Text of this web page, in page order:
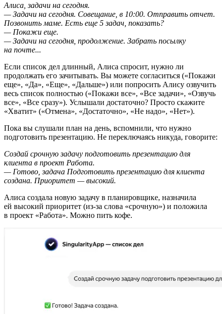
Алиса, задачи на сегодня.
— Задачи на сегодня. Совещание, в 10:00. Отправить отчет.
Позвонить маме. Есть еще 5 задач, показать?
— Покажи еще.
— Задачи на сегодня, продолжение. Забрать посылку
на почте...
Если список дел длинный, Алиса спросит, нужно ли
продолжать его зачитывать. Вы можете согласиться («Покажи
еще», «Да», «Еще», «Дальше») или попросить Алису озвучить
весь список полностью («Покажи все», «Все задачи», «Озвучь
все», «Все сразу»). Услышали достаточно? Просто скажите
«Хватит» («Отмена», «Достаточно», «Не надо», «Нет»).
Пока вы слушали план на день, вспомнили, что нужно
подготовить презентацию. Не переключаясь никуда, говорите:
Создай срочную задачу подготовить презентацию для
клиента в проект Работа.
— Готово, задача Подготовить презентацию для клиента
создана. Приоритет — высокий.
Алиса создала новую задачу в планировщике, назначила
ей высокий приоритет (из-за слова «срочную») и положила
в проект «Работа». Можно пить кофе.